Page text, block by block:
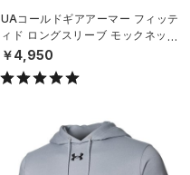
UAコールドギアアーマー フィッテ
ィド ロングスリーブ モックネック
シャツ（トレーニング/BOYS）
￥4,950